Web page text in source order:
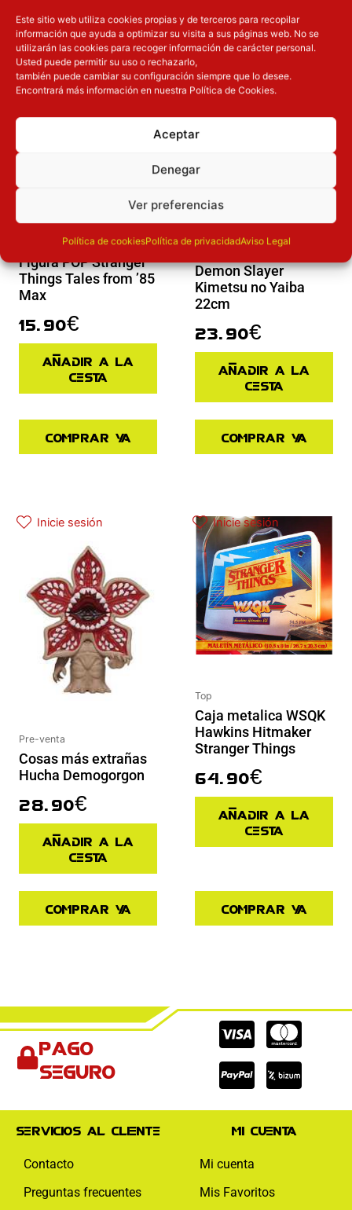
Este sitio web utiliza cookies propias y de terceros para recopilar
información que ayuda a optimizar su visita a sus páginas web. No se
utilizarán las cookies para recoger información de carácter personal.
Usted puede permitir su uso o rechazarlo,
también puede cambiar su configuración siempre que lo desee.
Encontrará más información en nuestra Política de Cookies.
Aceptar
Denegar
Ver preferencias
Política de cookiesPolítica de privacidadAviso Legal
OTROS PRODUCTOS QUE TE
PUEDEN INTERESAR
Inicie sesión
Pre-venta
Figura POP Stranger
Things Tales from ’85
Max
15.90€
Añadir a la
cesta
Comprar ya
Inicie sesión
Demon Slayer
Kimetsu no Yaiba
22cm
23.90€
Añadir a la
cesta
Comprar ya
Inicie sesión
Pre-venta
Cosas más extrañas
Hucha Demogorgon
28.90€
Añadir a la
cesta
Comprar ya
Inicie sesión
Top
Caja metalica WSQK
Hawkins Hitmaker
Stranger Things
64.90€
Añadir a la
cesta
Comprar ya
Pago
seguro
Cc-
visa
Cc-
Cc-
paypal
Servicios al cliente
Contacto
Preguntas frecuentes
Mi cuenta
Mi cuenta
Mis Favoritos